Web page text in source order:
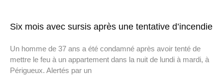
Six mois avec sursis après une tentative d’incendie
Un homme de 37 ans a été condamné après avoir tenté de
mettre le feu à un appartement dans la nuit de lundi à mardi, à
Périgueux. Alertés par un